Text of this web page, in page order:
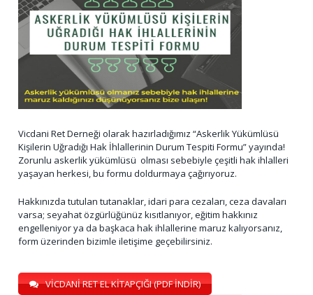
Vicdani Ret Derneği olarak hazırladığımız “Askerlik Yükümlüsü
Kişilerin Uğradığı Hak İhlallerinin Durum Tespiti Formu” yayında!
Zorunlu askerlik yükümlüsü olması sebebiyle çeşitli hak ihlalleri
yaşayan herkesi, bu formu doldurmaya çağırıyoruz.
Hakkınızda tutulan tutanaklar, idari para cezaları, ceza davaları
varsa; seyahat özgürlüğünüz kısıtlanıyor, eğitim hakkınız
engelleniyor ya da başkaca hak ihlallerine maruz kalıyorsanız,
form üzerinden bizimle iletişime geçebilirsiniz.
VİCDANİ RET EL KİTAPÇIĞI (PDF İNDİR)